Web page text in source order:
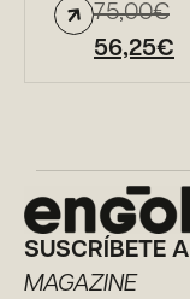
75,00€
56,25€
SUSCRÍBETE A
MAGAZINE